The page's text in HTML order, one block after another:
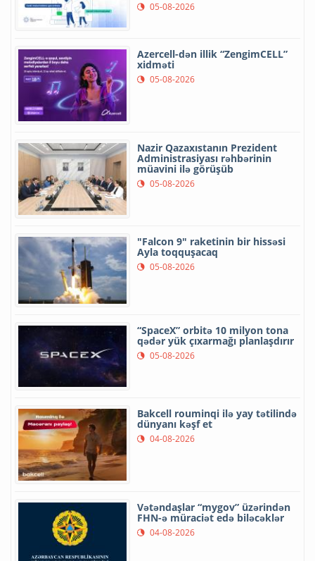
05-08-2026
Azercell-dən illik “ZengimCELL”
xidməti
05-08-2026
Nazir Qazaxıstanın Prezident
Administrasiyası rəhbərinin
müavini ilə görüşüb
05-08-2026
"Falcon 9" raketinin bir hissəsi
Ayla toqquşacaq
05-08-2026
“SpaceX” orbitə 10 milyon tona
qədər yük çıxarmağı planlaşdırır
05-08-2026
Bakcell rouminqi ilə yay tətilində
dünyanı kəşf et
04-08-2026
Vətəndaşlar “mygov” üzərindən
FHN-ə müraciət edə biləcəklər
04-08-2026